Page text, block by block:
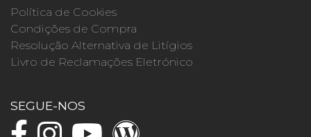
Política de Cookies
Condições de Compra
Resolução Alternativa de Litígios
Livro de Reclamações Eletrónico
SEGUE-NOS